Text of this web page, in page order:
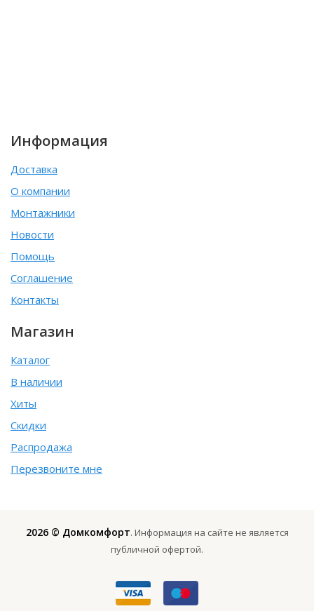
Информация
Доставка
О компании
Монтажники
Новости
Помощь
Соглашение
Контакты
Магазин
Каталог
В наличии
Хиты
Скидки
Распродажа
Перезвоните мне
2026 © Домкомфорт. Информация на сайте не является
публичной офертой.